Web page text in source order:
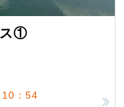
ス①
：54